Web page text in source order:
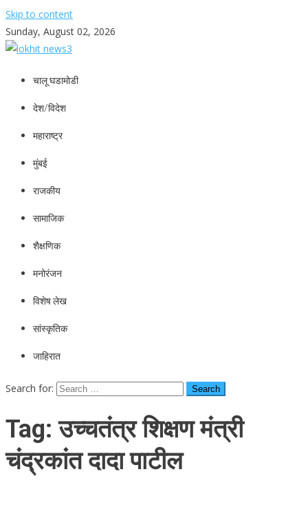
Skip to content
Sunday, August 02, 2026
lokhit news3
lokhit news 3
चालू घडामोडी
देश/विदेश
महाराष्ट्र
मुंबई
राजकीय
सामाजिक
शैक्षणिक
मनोरंजन
विशेष लेख
सांस्कृतिक
जाहिरात
Search for:
Tag:उच्चतंत्र शिक्षण मंत्री
चंद्रकांत दादा पाटील